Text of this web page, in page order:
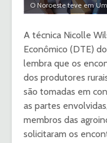
O Noroeste teve em
A técnica Nicolle
Econômico (DTE)
lembra que os
dos produtores
são tomadas em
as partes
membros das
solicitaram os